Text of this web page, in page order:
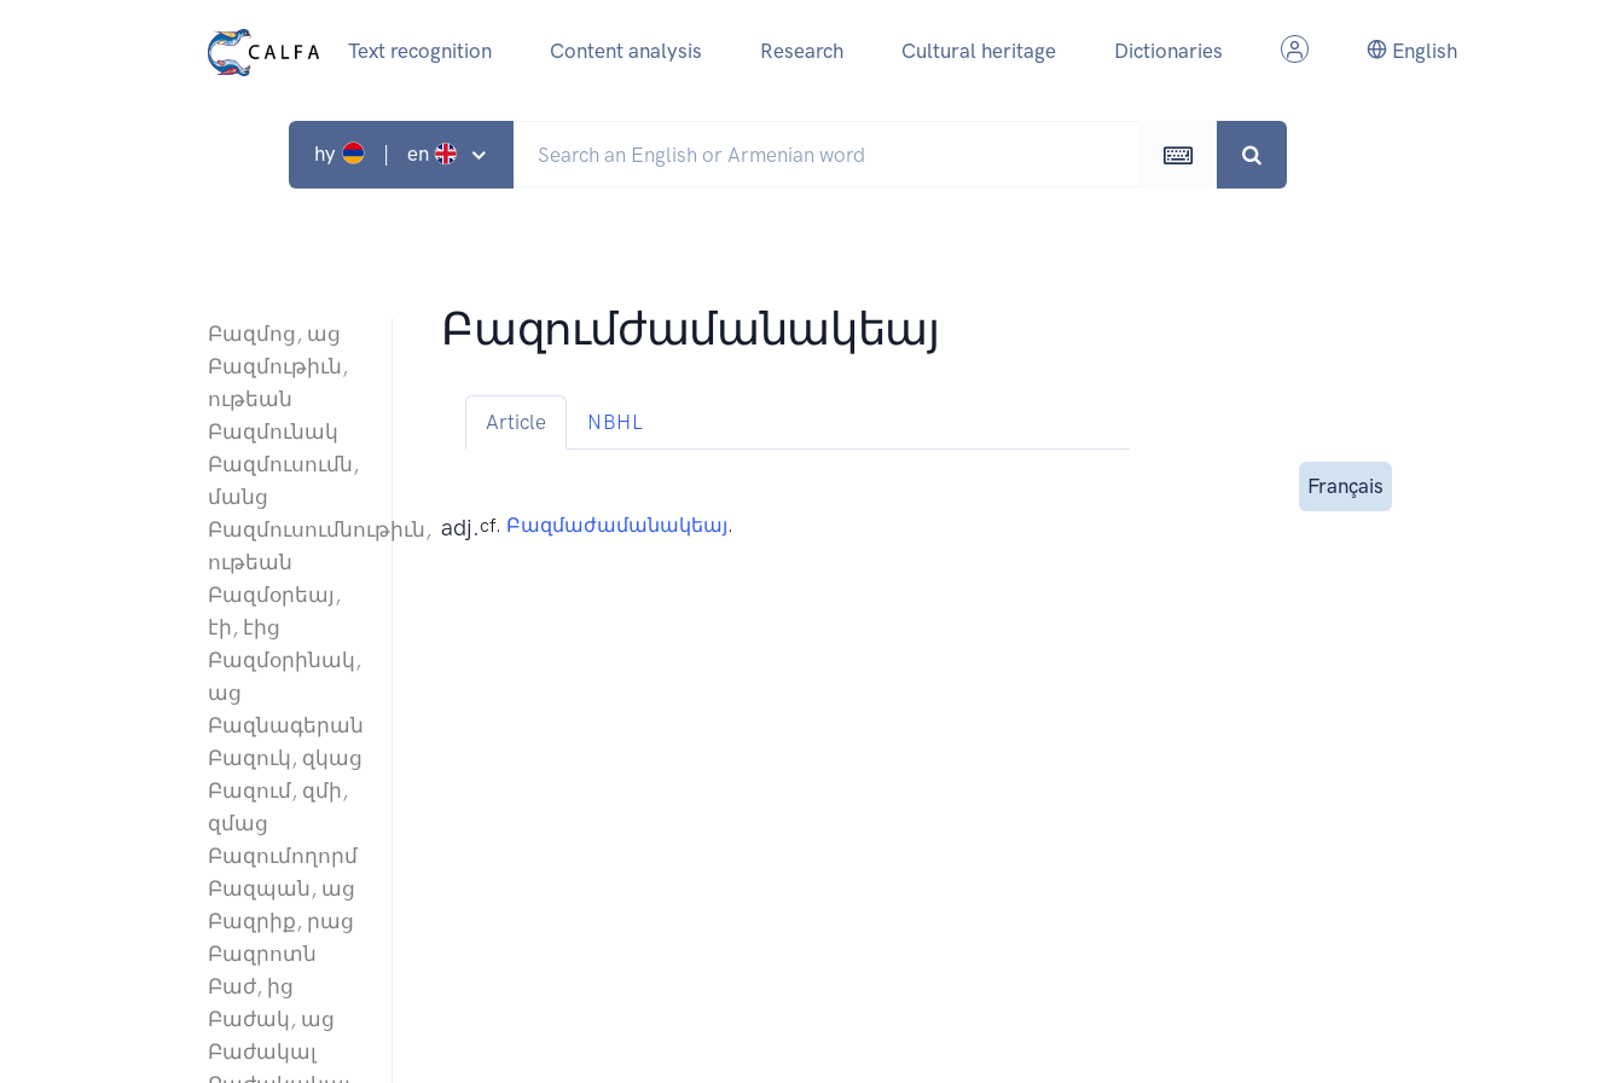
Text recognition Content analysis Research Cultural heritage Dictionaries English
hy | en
Բազմոց, աց
Բազմութիւն,
ութեան
Բազմունակ
Բազմուսումն,
մանց
Բազմուսումնութիւն,
ութեան
Բազմօրեայ,
էի, էից
Բազմօրինակ,
աց
Բազնագերան
Բազուկ, զկաց
Բազում, զմի,
զմաց
Բազումողորմ
Բազպան, աց
Բազրիք, րաց
Բազրոտն
Բաժ, ից
Բաժակ, աց
Բաժակալ
Բազումժամանակեայ
Article NBHL
Français
adj.cf. Բազմաժամանակեայ.